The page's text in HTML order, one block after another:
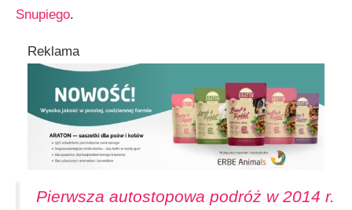
Snupiego.
Reklama
Pierwsza autostopowa podróż w 2014 r.